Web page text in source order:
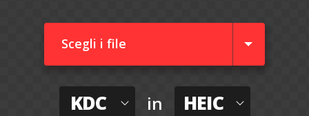
Scegli i file
KDC in HEIC